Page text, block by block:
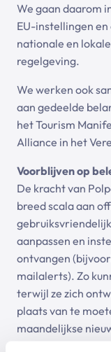
We gaan daarom
EU-instellingen
nationale en
regelgeving.
We werken ook
aan gedeelde
het Tourism
Alliance in het
Voorblijven op
De kracht van
breed scala aan
aanpassen en
ontvangen
mailalerts). Zo
terwijl ze zich
plaats van te
maandelijkse